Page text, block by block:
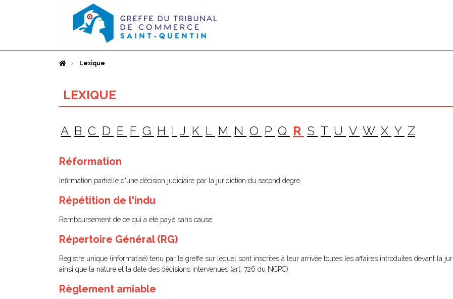
AccueilLexique
LEXIQUE
A B C D E F G H I J K L M N O P Q R S T U V W X Y Z
Réformation
Infirmation partielle d'une décision judiciaire par la juridiction du second degré.
Répétition de l'indu
Remboursement de ce qui a été payé sans cause.
Répertoire Général (RG)
Registre unique (informatisé) tenu par le greffe sur lequel sont inscrites à leur arrivée toutes les affaires introduites devant la
ainsi que la nature et la date des décisions intervenues (art. 726 du NCPC).
Règlement amiable